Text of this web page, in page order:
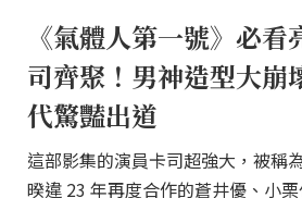
《氣體人第一號》必
司齊聚！男神造型大崩
代驚豔出道
這部影集的演員卡司超強大，被稱
暌違 23 年再度合作的蒼井優、小栗